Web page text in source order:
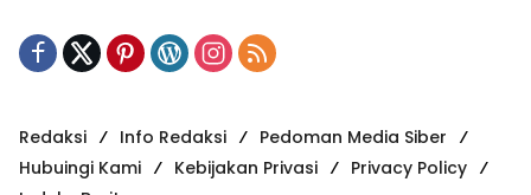
Redaksi Info Redaksi
Pedoman Media Siber
Hubuingi Kami
Kebijakan Privasi
Privacy Policy